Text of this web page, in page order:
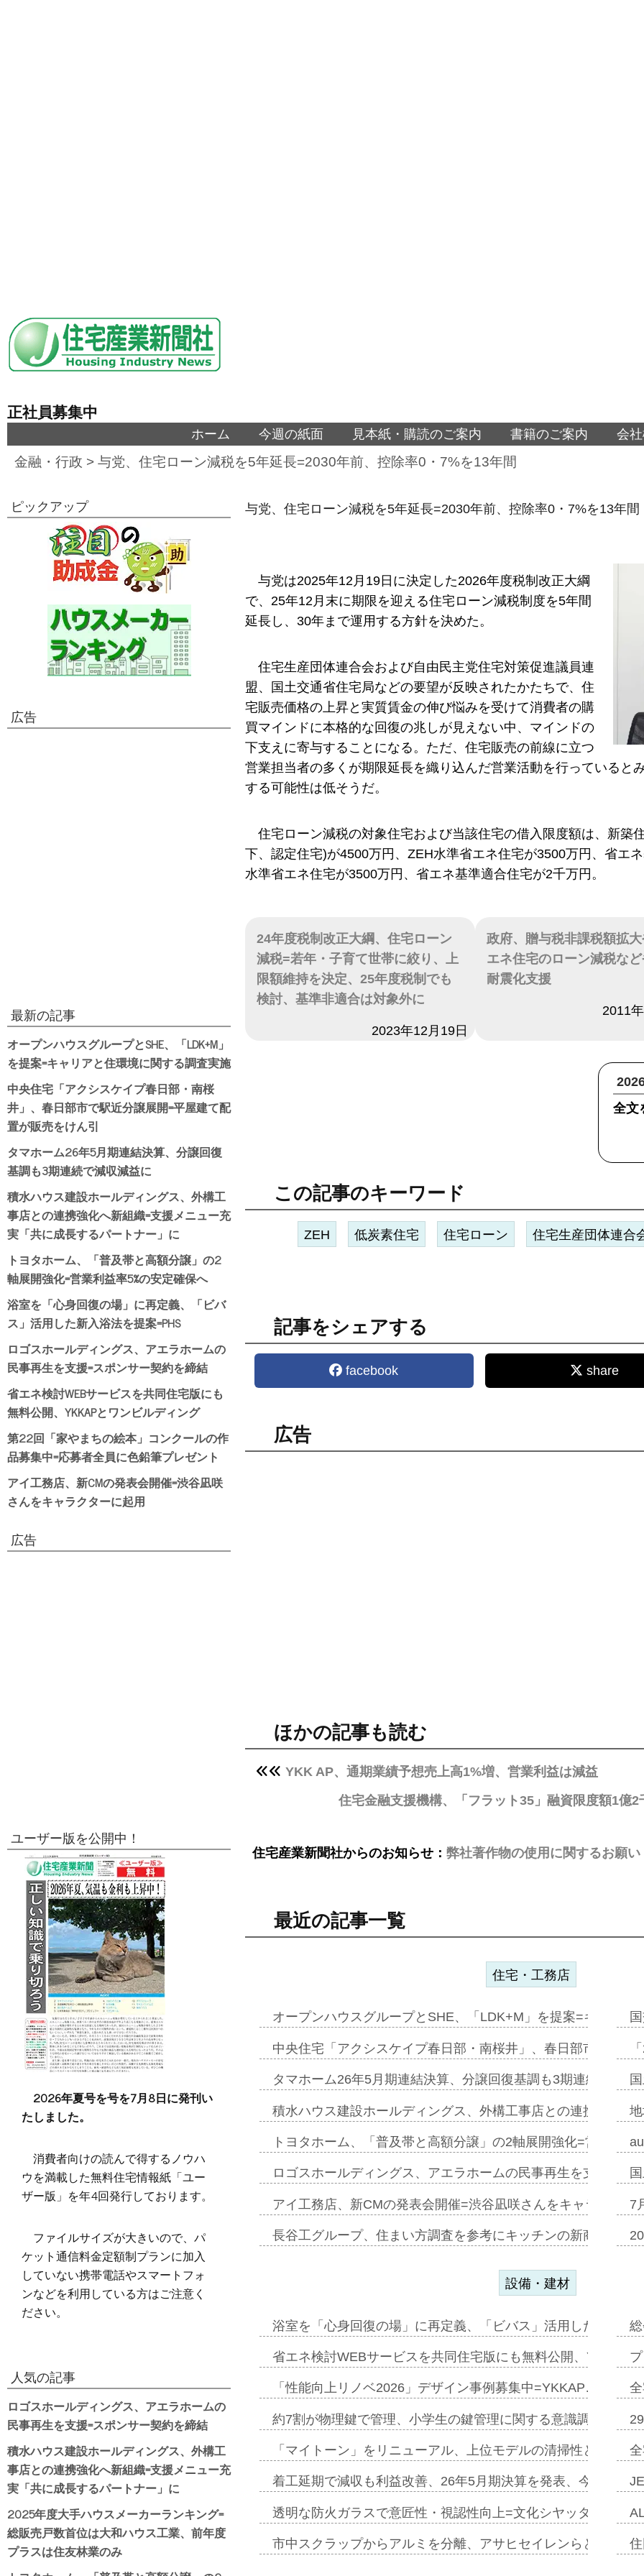
正社員募集中
ホーム 今週の紙面 見本紙・購読のご案内 書籍のご案内 会
金融・行政 > 与党、住宅ローン減税を5年延長=2030年前、控除率0・7%を13年間
与党、住宅ローン減税を5年延長=2030年前、控除率0・7%を13年間
与党は2025年12月19日に決定した2026年度税制改正大綱
で、25年12月末に期限を迎える住宅ローン減税制度を5年間
延長し、30年まで運用する方針を決めた。
住宅生産団体連合会および自由民主党住宅対策促進議員連
盟、国土交通省住宅局などの要望が反映されたかたちで、住
宅販売価格の上昇と実質賃金の伸び悩みを受けて消費者の購
買マインドに本格的な回復の兆しが見えない中、マインドの
下支えに寄与することになる。ただ、住宅販売の前線に立つ
営業担当者の多くが期限延長を織り込んだ営業活動を行っていると
する可能性は低そうだ。
住宅ローン減税の対象住宅および当該住宅の借入限度額は、新築
下、認定住宅)が4500万円、ZEH水準省エネ住宅が3500万円、省エ
水準省エネ住宅が3500万円、省エネ基準適合住宅が2千万円。
24年度税制改正大綱、住宅ローン
減税=若年・子育て世帯に絞り、上
限額維持を決定、25年度税制でも
検討、基準非適合は対象外に
2023年12月19日
政府、贈与税非課税額拡
エネ住宅のローン減税な
耐震化支援
2011
全文
この記事のキーワード
ZEH 低炭素住宅 住宅ローン 住宅生産団体連合
記事をシェアする
facebook share
広告
ほかの記事も読む
YKK AP、通期業績予想売上高1%増、営業利益は減益
住宅金融支援機構、「フラット35」融資限度額1億
住宅産業新聞社からのお知らせ： 弊社著作物の使用に関するお願い
最近の記事一覧
住宅・工務店
オープンハウスグループとSHE、「LDK+M」を提案=キャリア
中央住宅「アクシスケイプ春日部・南桜井」、春日部市で駅近
タマホーム26年5月期連結決算、分譲回復基調も3期連続で減
積水ハウス建設ホールディングス、外構工事店との連携強化へ
トヨタホーム、「普及帯と高額分譲」の2軸展開強化=営業利
ロゴスホールディングス、アエラホームの民事再生を支援=ス
アイ工務店、新CMの発表会開催=渋谷凪咲さんをキャラクタ
長谷工グループ、住まい方調査を参考にキッチンの新商品=「
7
設備・建材
浴室を「心身回復の場」に再定義、「ビバス」活用した新入浴
省エネ検討WEBサービスを共同住宅版にも無料公開、YKKAP
「性能向上リノベ2026」デザイン事例募集中=YKKAP…
約7割が物理鍵で管理、小学生の鍵管理に関する意識調査
「マイトーン」をリニューアル、上位モデルの清掃性と安全
着工延期で減収も利益改善、26年5月期決算を発表、今期は増
透明な防火ガラスで意匠性・視認性向上=文化シヤッター…
市中スクラップからアルミを分離、アサヒセイレンらと協働開
ピックアップ
広告
最新の記事
オープンハウスグループとSHE、「LDK+M」
を提案=キャリアと住環境に関する調査実施
中央住宅「アクシスケイプ春日部・南桜
井」、春日部市で駅近分譲展開=平屋建て配
置が販売をけん引
タマホーム26年5月期連結決算、分譲回復
基調も3期連続で減収減益に
積水ハウス建設ホールディングス、外構工
事店との連携強化へ新組織=支援メニュー充
実「共に成長するパートナー」に
トヨタホーム、「普及帯と高額分譲」の2
軸展開強化=営業利益率5%の安定確保へ
浴室を「心身回復の場」に再定義、「ビバ
ス」活用した新入浴法を提案=PHS
ロゴスホールディングス、アエラホームの
民事再生を支援=スポンサー契約を締結
省エネ検討WEBサービスを共同住宅版にも
無料公開、YKKAPとワンビルディング
第22回「家やまちの絵本」コンクールの作
品募集中=応募者全員に色鉛筆プレゼント
アイ工務店、新CMの発表会開催=渋谷凪咲
さんをキャラクターに起用
広告
ユーザー版を公開中！
2026年夏号を号を7月8日に発刊い
たしました。
消費者向けの読んで得するノウハ
ウを満載した無料住宅情報紙「ユー
ザー版」を年4回発行しております。
ファイルサイズが大きいので、パ
ケット通信料金定額制プランに加入
していない携帯電話やスマートフォ
ンなどを利用している方はご注意く
ださい。
人気の記事
ロゴスホールディングス、アエラホームの
民事再生を支援=スポンサー契約を締結
積水ハウス建設ホールディングス、外構工
事店との連携強化へ新組織=支援メニュー充
実「共に成長するパートナー」に
2025年度大手ハウスメーカーランキング=
総販売戸数首位は大和ハウス工業、前年度
プラスは住友林業のみ